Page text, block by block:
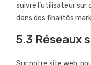
suivre l’utilisateur sur
dans des finalités
5.3 Réseaux